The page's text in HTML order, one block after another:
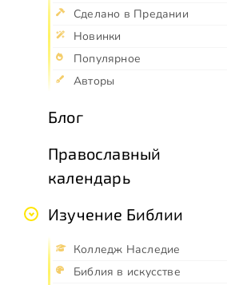
Сделано в Предании
Новинки
Популярное
Авторы
Блог
Православный
календарь
Изучение Библии
Колледж Наследие
Библия в искусстве